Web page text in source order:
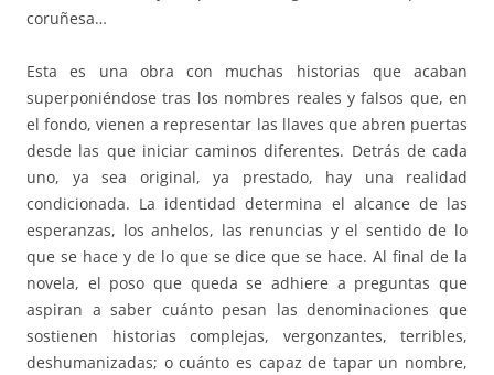
coruñesa…
Esta es una obra con muchas historias que acaban
superponiéndose tras los nombres reales y falsos que, en
el fondo, vienen a representar las llaves que abren puertas
desde las que iniciar caminos diferentes. Detrás de cada
uno, ya sea original, ya prestado, hay una realidad
condicionada. La identidad determina el alcance de las
esperanzas, los anhelos, las renuncias y el sentido de lo
que se hace y de lo que se dice que se hace. Al final de la
novela, el poso que queda se adhiere a preguntas que
aspiran a saber cuánto pesan las denominaciones que
sostienen historias complejas, vergonzantes, terribles,
deshumanizadas; o cuánto es capaz de tapar un nombre,